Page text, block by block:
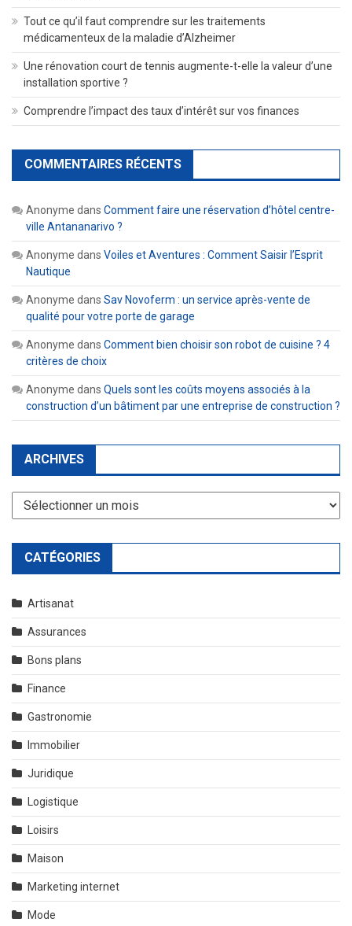
Tout ce qu’il faut comprendre sur les traitements
médicamenteux de la maladie d’Alzheimer
Une rénovation court de tennis augmente-t-elle la valeur d’une
installation sportive ?
Comprendre l’impact des taux d’intérêt sur vos finances
COMMENTAIRES RÉCENTS
Anonyme dans Comment faire une réservation d’hôtel centre-
ville Antananarivo ?
Anonyme dans Voiles et Aventures : Comment Saisir l’Esprit
Nautique
Anonyme dans Sav Novoferm : un service après-vente de
qualité pour votre porte de garage
Anonyme dans Comment bien choisir son robot de cuisine ? 4
critères de choix
Anonyme dans Quels sont les coûts moyens associés à la
construction d’un bâtiment par une entreprise de construction ?
ARCHIVES
Archives
CATÉGORIES
Artisanat
Assurances
Bons plans
Finance
Gastronomie
Immobilier
Juridique
Logistique
Loisirs
Maison
Marketing internet
Mode